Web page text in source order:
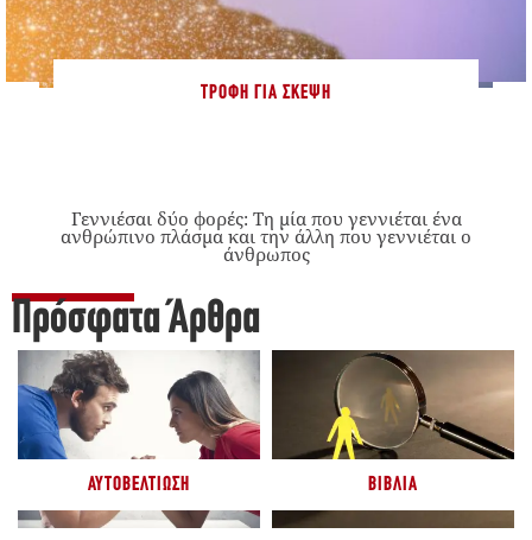
ΤΡΟΦΉ ΓΙΑ ΣΚΈΨΗ
Γεννιέσαι δύο φορές: Tη μία που γεννιέται ένα
ανθρώπινο πλάσμα και την άλλη που γεννιέται ο
άνθρωπος
Πρόσφατα Άρθρα
ΑΥΤΟΒΕΛΤΊΩΣΗ ΒΙΒΛΊΑ